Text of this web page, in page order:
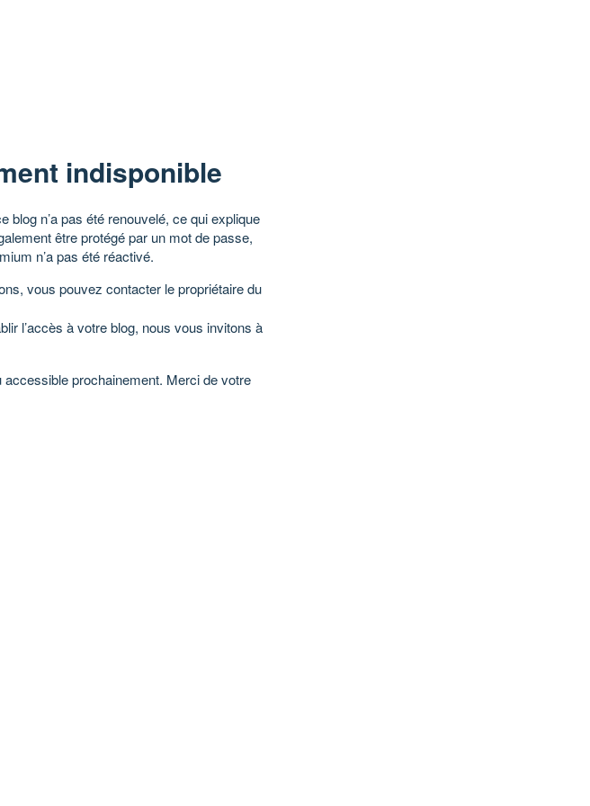
indisponible
blog n’a pas été renouvelé, ce qui explique
être protégé par un mot de passe,
n’a pas été réactivé.
vous pouvez contacter le propriétaire du
l’accès à votre blog, nous vous invitons à
prochainement. Merci de votre